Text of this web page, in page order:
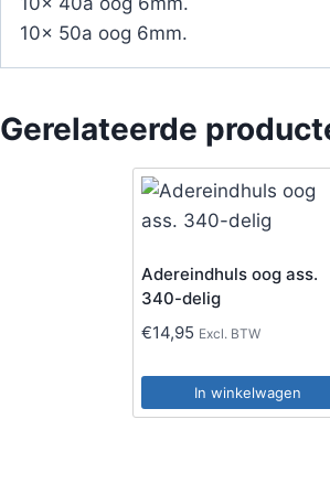
10x 50a oog 6mm.
Gerelateerde
Adereindhuls oog ass.
340-delig
€14,95 Excl. BTW
In winkelwagen